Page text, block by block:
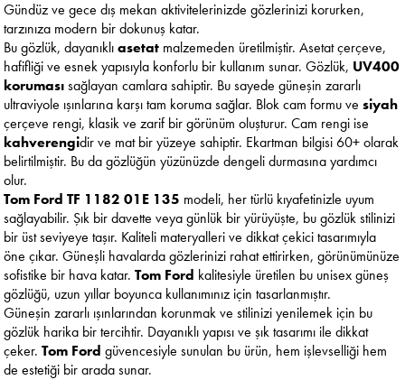
Gündüz ve gece dış mekan aktivitelerinizde gözlerinizi korurken,
tarzınıza modern bir dokunuş katar.
Bu gözlük, dayanıklıasetat malzemeden üretilmiştir. Asetat çerçeve,
hafifliği ve esnek yapısıyla konforlu bir kullanım sunar. Gözlük, UV400
korumasısağlayan camlara sahiptir. Bu sayede güneşin zararlı
ultraviyole ışınlarına karşı tam koruma sağlar. Blok cam formu vesiyah
çerçeve rengi, klasik ve zarif bir görünüm oluşturur. Cam rengi ise
kahverengidir ve mat bir yüzeye sahiptir. Ekartman bilgisi 60+ olarak
belirtilmiştir. Bu da gözlüğün yüzünüzde dengeli durmasına yardımcı
olur.
Tom Ford TF 1182 01E 135 modeli, her türlü kıyafetinizle uyum
sağlayabilir. Şık bir davette veya günlük bir yürüyüşte, bu gözlük stilinizi
bir üst seviyeye taşır. Kaliteli materyalleri ve dikkat çekici tasarımıyla
öne çıkar. Güneşli havalarda gözlerinizi rahat ettirirken, görünümünüze
sofistike bir hava katar.Tom Ford kalitesiyle üretilen bu unisex güneş
gözlüğü, uzun yıllar boyunca kullanımınız için tasarlanmıştır.
Güneşin zararlı ışınlarından korunmak ve stilinizi yenilemek için bu
gözlük harika bir tercihtir. Dayanıklı yapısı ve şık tasarımı ile dikkat
çeker.Tom Ford güvencesiyle sunulan bu ürün, hem işlevselliği hem
de estetiği bir arada sunar.